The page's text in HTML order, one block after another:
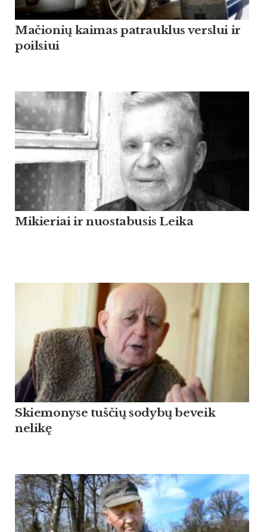
Mačionių kaimas patrauklus verslui ir
poilsiui
Mikieriai ir nuostabusis Leika
Skiemonyse tuščių sodybų beveik
nelikę